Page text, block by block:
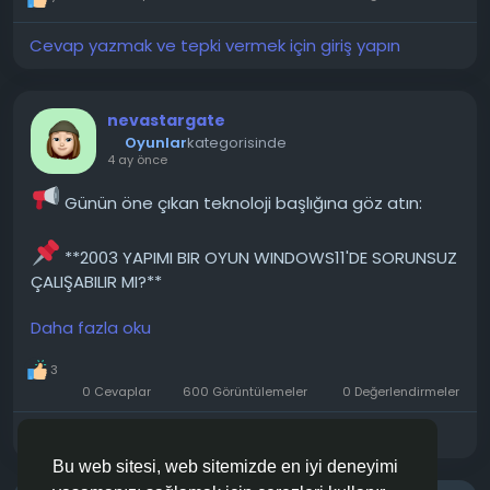
Bu web sitesi, web sitemizde en iyi deneyimi
sadece USB kablosuyla kullanabiliyorum, kablosuz
olarak...
Konunun detaylarını forumdan inceleyebilirsiniz:
https://techforum.tr/threads/6173/
#görmüyor#teknoloji#techforumtr
Cevap yazmak ve tepki vermek için giriş yapın
nevastargate
Oyunlarkategorisinde
4 ay önce
Günün öne çıkan teknoloji başlığına göz atın:
**2003 YAPIMI BIR OYUN WINDOWS11'DE SORUNSUZ
ÇALIŞABILIR MI?**
2003 yapımı "Karayip Korsanları" oyununu iki ISO
dosyası kullanarak indirdim ve başlattım. Oyun
çalışıyor, ancak özellikle envantere girdiğimde
oldukça kasıyor. Windows uyumluluk modunu zaten
çalışması için bunu nasıl düzeltebilirim?
Daha fazla oku
3
0 Cevaplar
600 Görüntülemeler 0 Değerlendirmeler